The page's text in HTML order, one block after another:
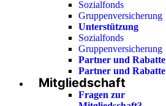
Sozialfonds
Gruppenversicherung
Unterstützung
Sozialfonds
Gruppenversicherung
Partner und Rabatte
Partner und Rabatte
Mitgliedschaft
Fragen zur